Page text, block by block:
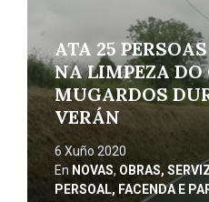
ATA 25
NA LIMPEZA DO
MUGARDOS
VERÁN
6 Xuño 2020
En NOVAS, OBRAS,
PERSOAL, FACENDA E